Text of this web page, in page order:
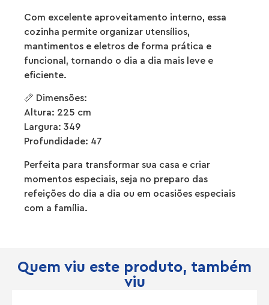
Com excelente aproveitamento interno, essa
cozinha permite organizar utensílios,
mantimentos e eletros de forma prática e
funcional, tornando o dia a dia mais leve e
eficiente.
📏 Dimensões:
Altura: 225 cm
Largura: 349
Profundidade: 47
Perfeita para transformar sua casa e criar
momentos especiais, seja no preparo das
refeições do dia a dia ou em ocasiões especiais
com a família.
Quem viu este produto, também
viu